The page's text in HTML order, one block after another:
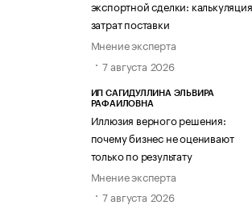
экспортной сделки: калькуляция
затрат поставки
Мнение эксперта
7 августа 2026
ИП САГИДУЛЛИНА ЭЛЬВИРА
РАФАИЛОВНА
Иллюзия верного решения:
почему бизнес не оценивают
только по результату
Мнение эксперта
7 августа 2026